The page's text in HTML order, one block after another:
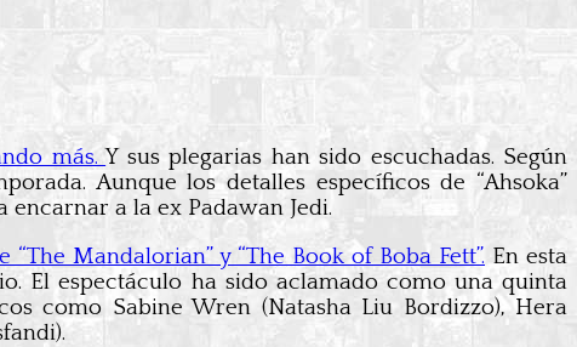
más.Y sus plegarias han sido escuchadas. Según
Aunque los detalles específicos de “Ahsoka”
a la ex Padawan Jedi.
Mandalorian” y “The Book of Boba Fett”. En esta
El espectáculo ha sido aclamado como una quinta
como Sabine Wren (Natasha Liu Bordizzo), Hera